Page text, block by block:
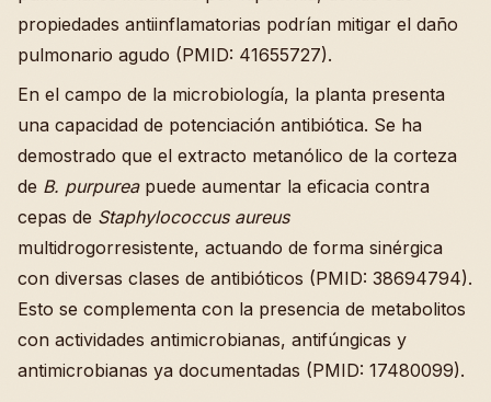
propiedades antiinflamatorias podrían mitigar el daño
pulmonario agudo (PMID: 41655727).
En el campo de la microbiología, la planta presenta
una capacidad de potenciación antibiótica. Se ha
demostrado que el extracto metanólico de la corteza
de B. purpureapuede aumentar la eficacia contra
cepas de Staphylococcus aureus
multidrogorresistente, actuando de forma sinérgica
con diversas clases de antibióticos (PMID: 38694794).
Esto se complementa con la presencia de metabolitos
con actividades antimicrobianas, antifúngicas y
antimicrobianas ya documentadas (PMID: 17480099).